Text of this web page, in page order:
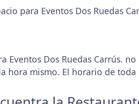
para Eventos Dos Ruedas
Eventos Dos Ruedas Carrús.
hora mismo. El horario de toda